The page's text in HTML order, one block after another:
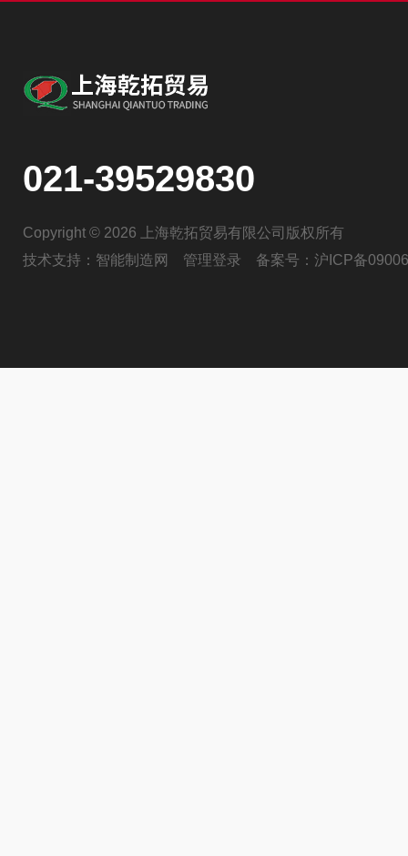
021-39529830
Copyright © 2026 上海乾拓贸易有限公司版权所有
技术支持： 智能制造网 管理登录 备案号： 沪ICP备